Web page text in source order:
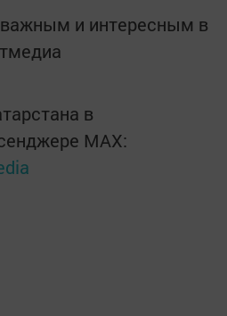
и интересным в
в
MАХ: